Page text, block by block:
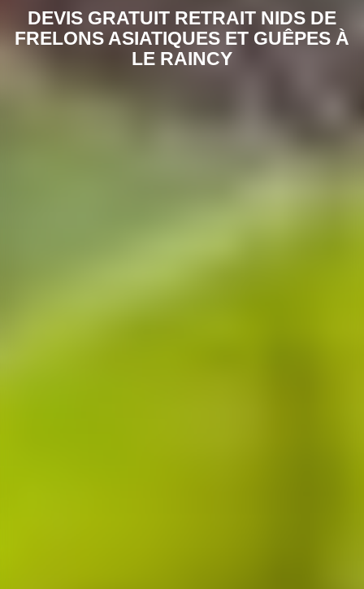
DEVIS GRATUIT RETRAIT NIDS DE
FRELONS ASIATIQUES ET GUÊPES À
LE RAINCY